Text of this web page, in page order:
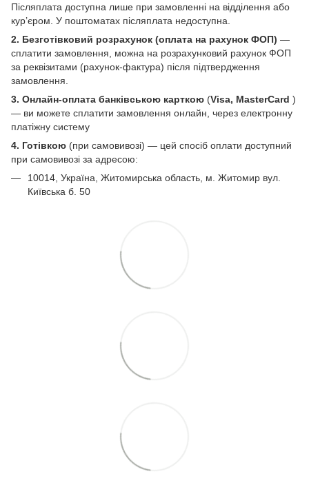
Післяплата доступна лише при замовленні на відділення або
кур’єром. У поштоматах післяплата недоступна.
2. Безготівковий розрахунок (оплата на рахунок ФОП) —
сплатити замовлення, можна на розрахунковий рахунок ФОП
за реквізитами (рахунок-фактура) після підтвердження
замовлення.
3. Онлайн-оплата банківською карткою (Visa, MasterCard )
— ви можете сплатити замовлення онлайн, через електронну
платіжну систему
4. Готівкою (при самовивозі) — цей спосіб оплати доступний
при самовивозі за адресою:
10014, Україна, Житомирська область, м. Житомир вул.
Київська б. 50